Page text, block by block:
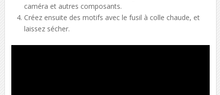
caméra et autres composants.
Créez ensuite des motifs avec le fusil à colle chaude, et
laissez sécher.